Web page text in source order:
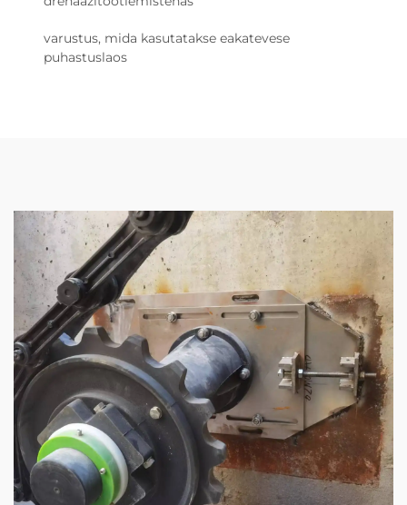
varustus, mida kasutatakse eakatevese
puhastuslaos